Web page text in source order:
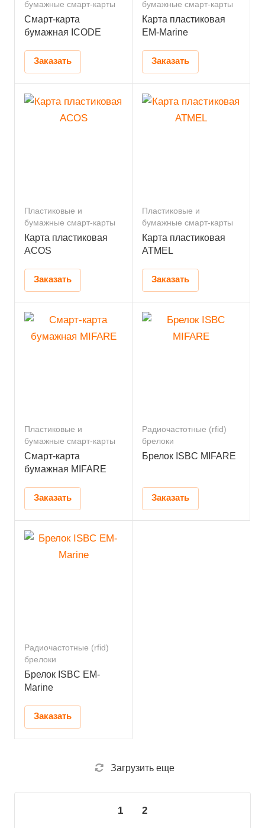
бумажные смарт-карты
Смарт-карта
бумажная ICODE
Заказать
бумажные смарт-карты
Карта пластиковая
EM-Marine
Заказать
Пластиковые и
бумажные смарт-карты
Карта пластиковая
ACOS
Заказать
Пластиковые и
бумажные смарт-карты
Карта пластиковая
ATMEL
Заказать
Пластиковые и
бумажные смарт-карты
Смарт-карта
бумажная MIFARE
Заказать
Радиочастотные (rfid)
брелоки
Брелок ISBC MIFARE
Заказать
Радиочастотные (rfid)
брелоки
Брелок ISBC EM-
Marine
Заказать
Загрузить еще
1 2